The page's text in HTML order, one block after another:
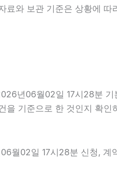
료와 보관 기준은 상황에 따
년06월02일 17시28분
기준으로 한 것인지 확인
월02일 17시28분 신청, 계